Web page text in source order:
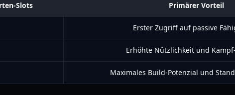
Slots Primärer Vorteil
Erster Zugriff auf passive
Erhöhte Nützlichkeit und
Maximales Build-Potenzial und